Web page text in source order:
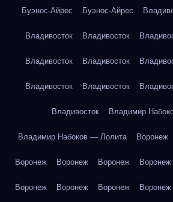
Буэнос-Айрес Буэнос-Айрес
Владивосток Владивосток
Владивосток Владивосток
Владивосток Владивосток
Владивосток Владимир
Владимир Набоков — Лолита Воронеж
Воронеж Воронеж Воронеж Воронеж
Воронеж Воронеж Воронеж Воронеж